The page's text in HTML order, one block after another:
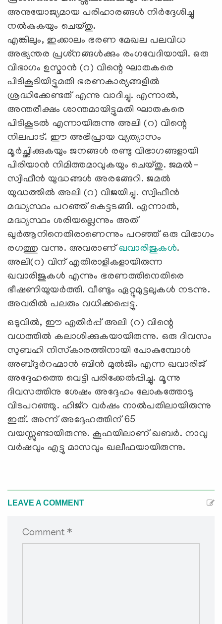
അനുയോജ്യമായ പരിഹാരങ്ങള്‍ നിര്‍ദ്ദേശിച്ചു
നല്‍കുകയും ചെയ്തു.
എങ്കിലും, ഇക്കാലം ഭരണ മേഖല പലവിധ
അഭ്യന്തര പ്രശ്‌നങ്ങള്‍ക്കും രംഗവേദിയായി. ഒരു
വിഭാഗം ഉസ്മാന്‍ (റ) വിന്റെ ഘാതകരെ
പിടികൂടിയിട്ടുമതി ഭരണകാര്യങ്ങളില്‍
ശ്രദ്ധിക്കേണ്ടത് എന്നു വാദിച്ചു. എന്നാല്‍,
അന്തരീക്ഷം ശാന്തമായിട്ടുമതി ഘാതകരെ
പിടികൂടല്‍ എന്നായിരുന്നു അലി (റ) വിന്റെ
നിലപാട്. ഈ അഭിപ്രായ വ്യത്യാസം
മൂര്‍ച്ഛിക്കുകയും ജനങ്ങള്‍ രണ്ടു വിഭാഗങ്ങളായി
പിരിയാന്‍ നിമിത്തമാവുകയും ചെയ്തു. ജമല്‍-
സ്വിഫീന്‍ യുദ്ധങ്ങള്‍ അരങ്ങേറി. ജമല്‍
യുദ്ധത്തില്‍ അലി (റ) വിജയിച്ചു. സ്വിഫീന്‍
മദ്ധ്യസ്ഥം പറഞ്ഞ് കെട്ടടങ്ങി. എന്നാല്‍,
മദ്ധ്യസ്ഥം ശരിയല്ലെന്നും അത്
ഖുര്‍ആനിനെതിരാണെന്നും പറഞ്ഞ് ഒരു വിഭാഗം
രഗത്തു വന്നു. അവരാണ്ഖവാരിജുകള്‍.
അലി(റ) വിന് എതിരാളികളായിരുന്ന
ഖവാരിജുകള്‍ എന്നും ഭരണത്തിനെതിരെ
ഭീഷണിയുയര്‍ത്തി. വീണ്ടും ഏറ്റുമുട്ടലുകള്‍ നടന്നു.
അവരില്‍ പലരും വധിക്കപ്പെട്ടു.
ഒടുവില്‍, ഈ എതിര്‍പ്പ് അലി (റ) വിന്റെ
വധത്തില്‍ കലാശിക്കുകയായിരുന്നു. ഒരു ദിവസം
സുബഹി നിസ്‌കാരത്തിനായി പോകുമ്പോള്‍
അബ്ദുര്‍റഹ്മാന്‍ ബിന്‍ മുല്‍ജിം എന്ന ഖവാരിജ്
അദ്ദേഹത്തെ വെട്ടി പരിക്കേല്‍പ്പിച്ചു. മൂന്നു
ദിവസത്തിനു ശേഷം അദ്ദേഹം ലോകത്തോടു
വിടപറഞ്ഞു. ഹിജ്‌റ വര്‍ഷം നാല്‍പതിലായിരുന്നു
ഇത്. അന്ന് അദ്ദേഹത്തിന് 65
വയസ്സുണ്ടായിരുന്നു. കൂഫയിലാണ് ഖബര്‍. നാവു
വര്‍ഷവും എട്ടു മാസവും ഖലീഫയായിരുന്നു.
LEAVE A COMMENT
Comment *